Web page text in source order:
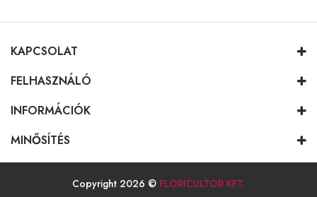
KAPCSOLAT
FELHASZNÁLÓ
INFORMÁCIÓK
MINŐSÍTÉS
Copyright 2026 © FLORICULTOR KFT.